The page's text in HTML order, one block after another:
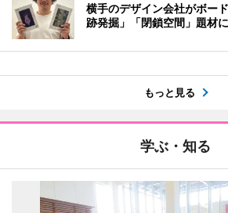
横手のデザイン会社がボー
跡発掘」「閉鎖空間」題材に
もっと見る
学ぶ・知る